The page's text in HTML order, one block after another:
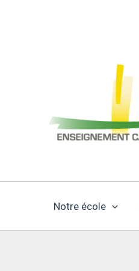
Notre école